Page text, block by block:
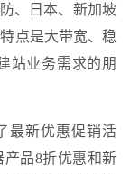
、日本、新加坡
点是大带宽、稳
站业务需求的朋
最新优惠促销活
品8折优惠和新